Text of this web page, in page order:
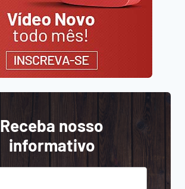
Receba nosso
informativo